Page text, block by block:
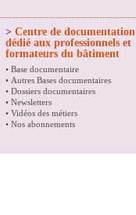
> Centre de documentation
dédié aux professionnels et
formateurs du bâtiment
• Base documentaire
• Autres Bases documentaires
• Dossiers documentaires
• Newsletters
• Vidéos des métiers
• Nos abonnements